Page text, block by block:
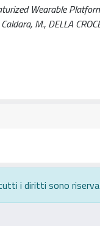
Wearable
M., DELLA
i diritti sono